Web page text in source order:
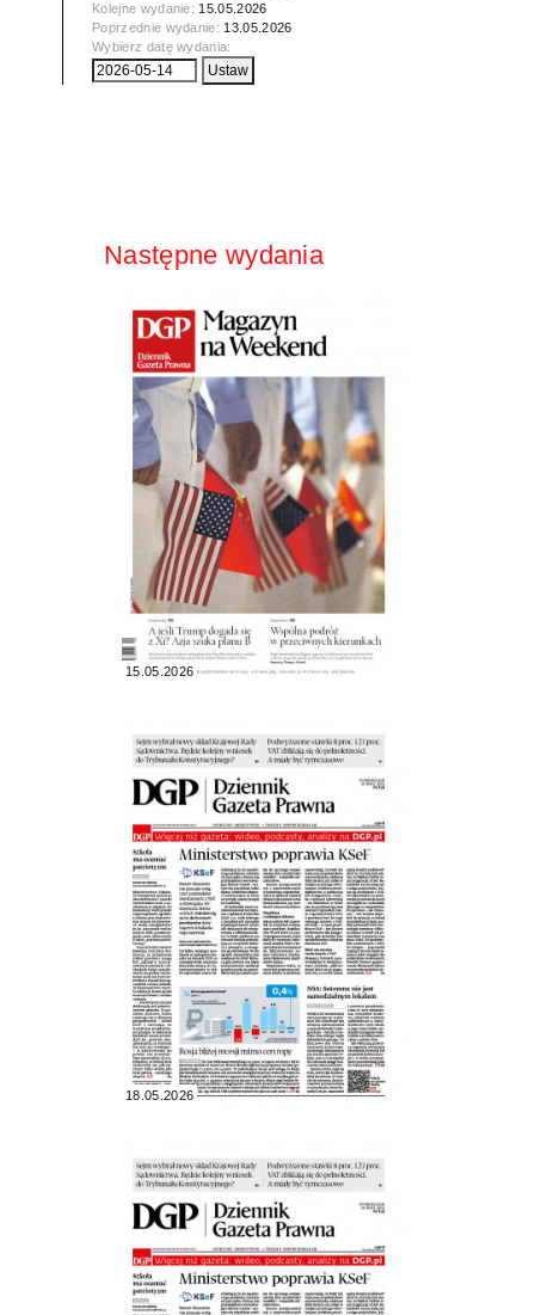
Kolejne wydanie:15.05.2026
Poprzednie wydanie:13.05.2026
Wybierz datę wydania:
Następne wydania
15.05.2026
18.05.2026